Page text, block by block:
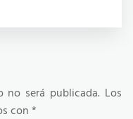
no será publicada. Los
con*